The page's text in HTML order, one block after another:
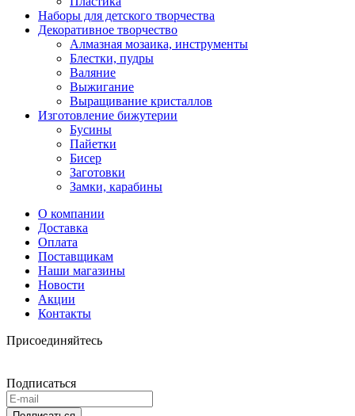
Наборы для детского творчества
Декоративное творчество
Алмазная мозаика, инструменты
Блестки, пудры
Валяние
Выжигание
Выращивание кристаллов
Изготовление бижутерии
Бусины
Пайетки
Бисер
Заготовки
Замки, карабины
О компании
Доставка
Оплата
Поставщикам
Наши магазины
Новости
Акции
Контакты
Присоединяйтесь
Подписаться